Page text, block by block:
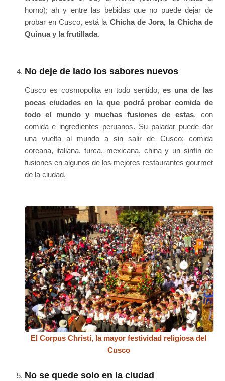
horno); ah y entre las bebidas que no puede dejar de
probar en Cusco, está la Chicha de Jora, la Chicha de
Quinua y la frutillada.
No deje de lado los sabores nuevos
Cusco es cosmopolita en todo sentido, es una de las
pocas ciudades en la que podrá probar comida de
todo el mundo y muchas fusiones de estas, con
comida e ingredientes peruanos. Su paladar puede dar
una vuelta al mundo a sin salir de Cusco; comida
coreana, italiana, turca, mexicana, china y un sinfín de
fusiones en algunos de los mejores restaurantes gourmet
de la ciudad.
El Corpus Christi, la mayor festividad religiosa del
Cusco
No se quede solo en la ciudad